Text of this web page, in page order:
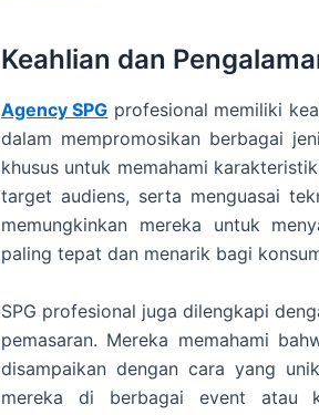
Keahlian dan
Agency SPG profesional memiliki
dalam mempromosikan berbagai
khusus untuk memahami
target audiens, serta menguasai
memungkinkan mereka untuk
paling tepat dan menarik bagi
SPG profesional juga dilengkapi
pemasaran. Mereka memahami
disampaikan dengan cara yang
mereka di berbagai event atau